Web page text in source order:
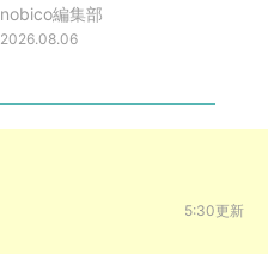
nobico編集部
2026.08.06
5:30更新